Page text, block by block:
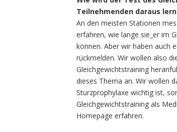
Teilnehmenden daraus
An den meisten Stationen
erfahren, wie lange sie_er im
können. Aber wir haben auch
rückmelden. Wir wollen also
Gleichgewichtstraining
dieses Thema an. Wir wollen
Sturzprophylaxe wichtig ist,
Gleichgewichtstraining als
Homepage erfahren.